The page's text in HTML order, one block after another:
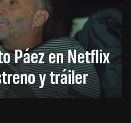
Páez en Netflix
y tráiler